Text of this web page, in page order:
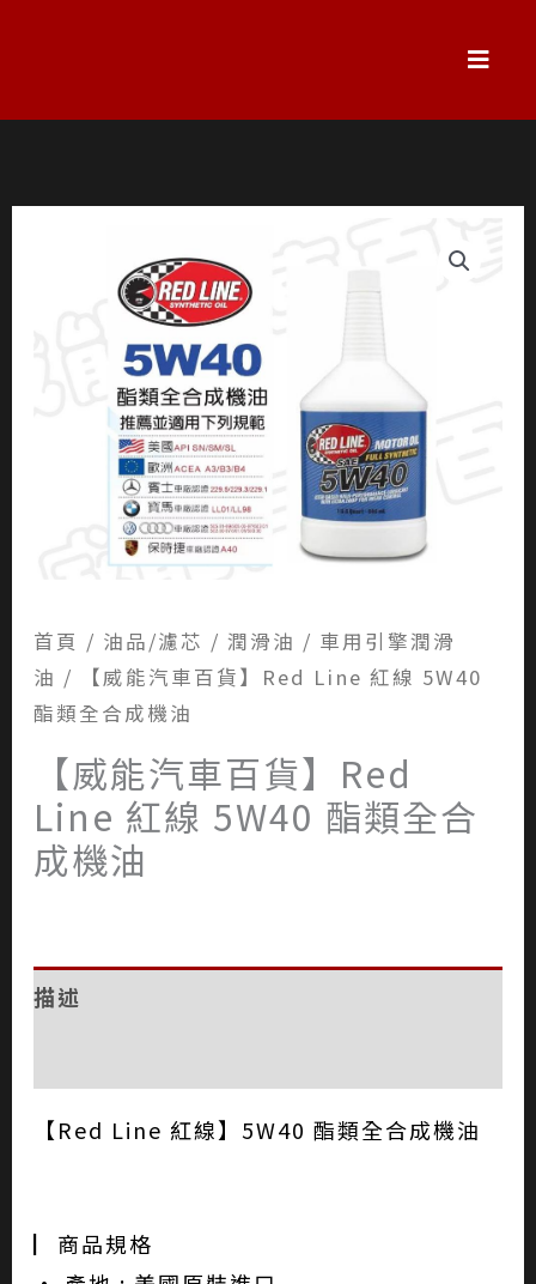
容
首頁 / 油品/濾芯 / 潤滑油 / 車用引擎潤滑
油 / 【威能汽車百貨】Red Line 紅線 5W40
酯類全合成機油
【威能汽車百貨】Red
Line 紅線 5W40 酯類全合
成機油
描述
【Red Line 紅線】5W40 酯類全合成機油
▏商品規格